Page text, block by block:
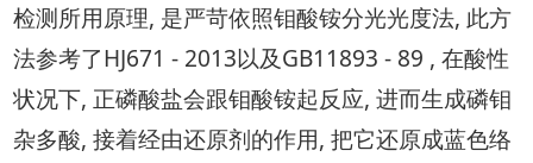
检测所用原理, 是严苛依照钼酸铵分光光度法, 此方
法参考了HJ671 - 2013以及GB11893 - 89 , 在酸性
状况下, 正磷酸盐会跟钼酸铵起反应, 进而生成磷钼
杂多酸, 接着经由还原剂的作用, 把它还原成蓝色络